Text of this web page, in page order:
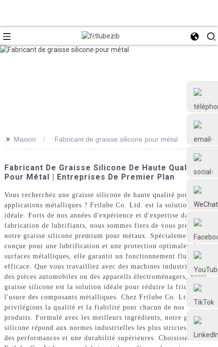
Frtlube
FRTLUBE
@FRTLUBE8
@FRTLUBE8
>> Maison Fabricant de graisse silicone pour métal
Fabricant De Graisse Silicone De Haute Qualité
Pour Métal | Entreprises De Premier Plan
Vous recherchez une graisse silicone de haute qualité pour vos
applications métalliques ? Frtlube Co. Ltd. est la solution
idéale. Forts de nos années d'expérience et d'expertise dans la
fabrication de lubrifiants, nous sommes fiers de vous présenter
notre graisse silicone premium pour métaux. Spécialement
conçue pour une lubrification et une protection optimales des
surfaces métalliques, elle garantit un fonctionnement fluide et
efficace. Que vous travailliez avec des machines industrielles,
des pièces automobiles ou des appareils électroménagers, notre
graisse silicone est la solution idéale pour réduire la friction et
l'usure des composants métalliques. Chez Frtlube Co. Ltd., nous
privilégions la qualité et la fiabilité pour chacun de nos
produits. Formulé avec les meilleurs ingrédients, notre graisse
silicone répond aux normes industrielles les plus strictes et offre
des performances et une durabilité supérieures. Choisissez